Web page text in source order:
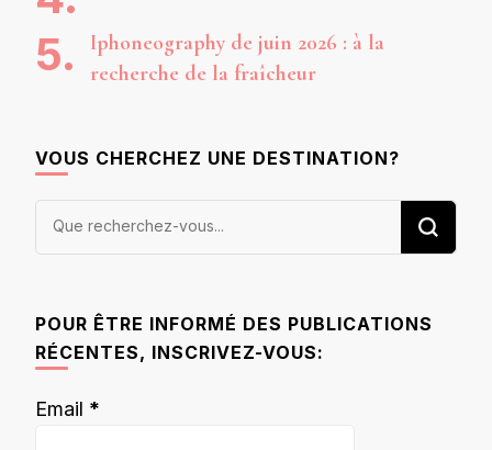
Iphoneography de juin 2026 : à la
recherche de la fraîcheur
VOUS CHERCHEZ UNE DESTINATION?
Vous
POUR ÊTRE INFORMÉ DES PUBLICATIONS
RÉCENTES, INSCRIVEZ-VOUS:
Email *